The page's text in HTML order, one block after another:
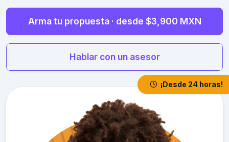
Arma tu propuesta · desde $3,900 MXN
Hablar con un asesor
¡Desde 24 horas!